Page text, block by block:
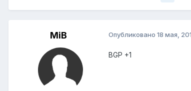
MiB Опубликовано 18 мая,
BGP +1